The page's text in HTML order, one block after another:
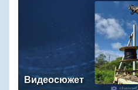
Видеосюжет